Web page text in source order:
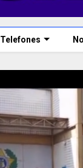
Telefones